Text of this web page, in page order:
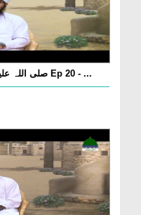
Khandan e Rasool صلی اللہ علیہ وآلہ وسلم Ep 20 - ...